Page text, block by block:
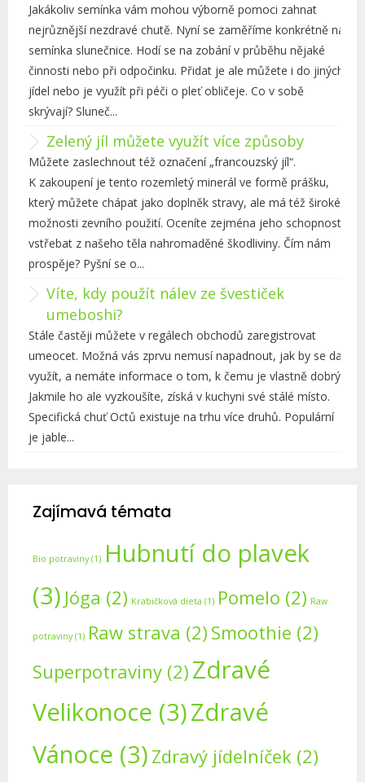
Jakákoliv semínka vám mohou výborně pomoci zahnat
nejrůznější nezdravé chutě. Nyní se zaměříme konkrétně na
semínka slunečnice. Hodí se na zobání v průběhu nějaké
činnosti nebo při odpočinku. Přidat je ale můžete i do jiných
jídel nebo je využít při péči o pleť obličeje. Co v sobě
skrývají? Sluneč...
Zelený jíl můžete využít více způsoby
Můžete zaslechnout též označení „francouzský jíl“.
K zakoupení je tento rozemletý minerál ve formě prášku,
který můžete chápat jako doplněk stravy, ale má též široké
možnosti zevního použití. Oceníte zejména jeho schopnost
vstřebat z našeho těla nahromaděné škodliviny. Čím nám
prospěje? Pyšní se o...
Víte, kdy použít nálev ze švestiček
umeboshi?
Stále častěji můžete v regálech obchodů zaregistrovat
umeocet. Možná vás zprvu nemusí napadnout, jak by se dal
využít, a nemáte informace o tom, k čemu je vlastně dobrý.
Jakmile ho ale vyzkoušíte, získá v kuchyni své stálé místo.
Specifická chuť Octů existuje na trhu více druhů. Populární
je jable...
Zajímavá témata
Bio potraviny(1) Hubnutí do plavek
(3) Jóga (2) Krabičková dieta (1) Pomelo (2) Raw
potraviny(1) Raw strava (2) Smoothie (2)
Superpotraviny (2) Zdravé
Velikonoce (3)Zdravé
Vánoce (3) Zdravý jídelníček (2)